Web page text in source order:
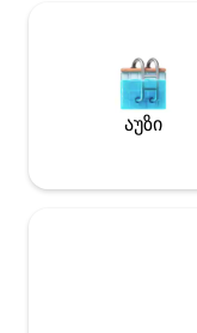
აუზი